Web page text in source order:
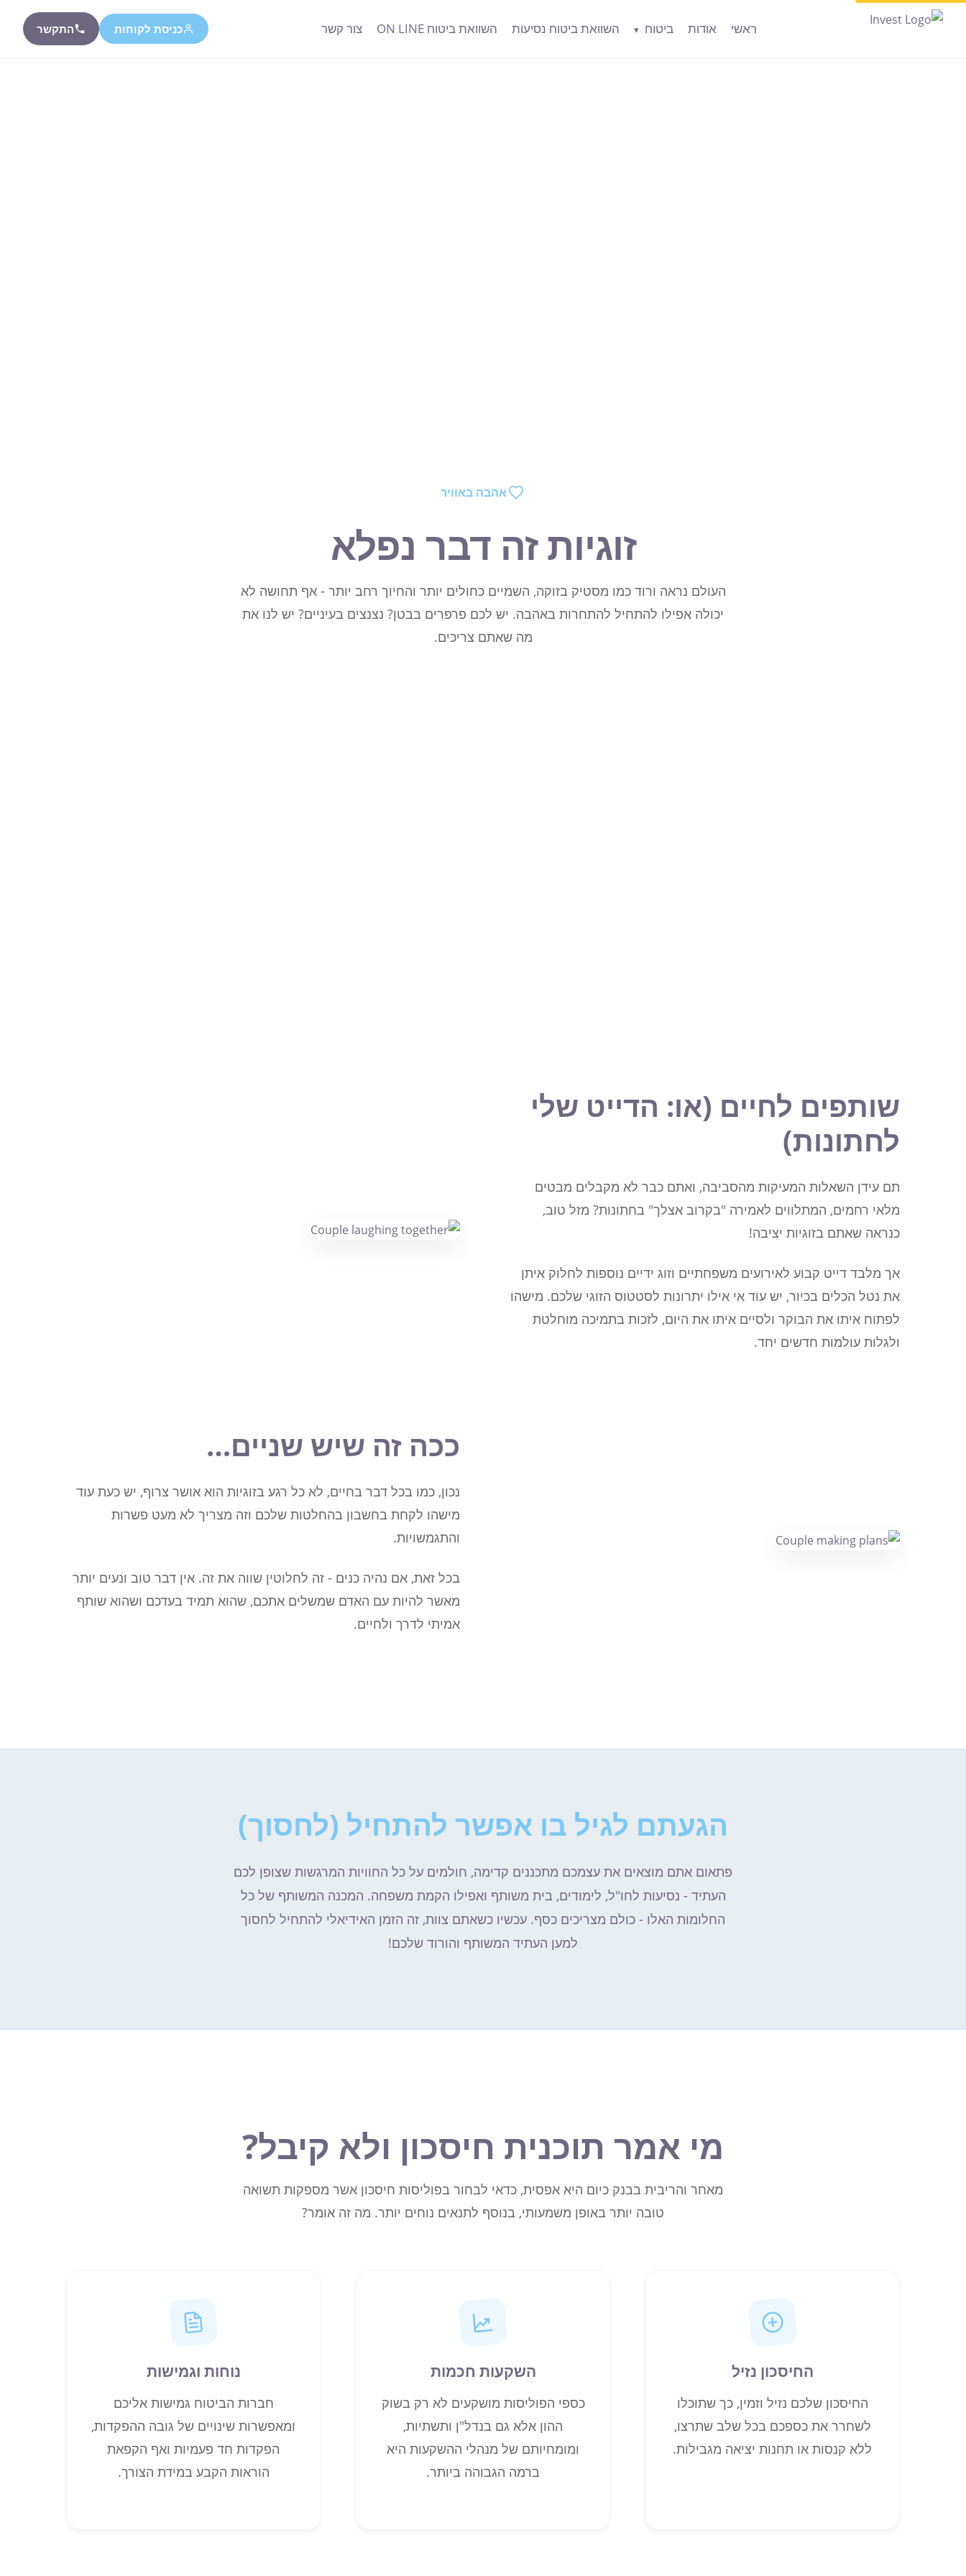
ראשי אודות ביטוח ▾ השוואת ביטוח נסיעות השוואת ביטוח ON LINE צור קשר כניסת לקוחות התקשר
אהבה באוויר
זוגיות זה דבר נפלא
העולם נראה ורוד כמו מסטיק בזוקה, השמיים כחולים יותר והחיוך רחב יותר - אף תחושה לא
יכולה אפילו להתחיל להתחרות באהבה. יש לכם פרפרים בבטן? נצנצים בעיניים? יש לנו את
מה שאתם צריכים.
שותפים לחיים (או: הדייט שלי
לחתונות)
תם עידן השאלות המעיקות מהסביבה, ואתם כבר לא מקבלים מבטים
מלאי רחמים, המתלווים לאמירה "בקרוב אצלך" בחתונות? מזל טוב,
כנראה שאתם בזוגיות יציבה!
אך מלבד דייט קבוע לאירועים משפחתיים וזוג ידיים נוספות לחלוק איתן
את נטל הכלים בכיור, יש עוד אי אילו יתרונות לסטטוס הזוגי שלכם. מישהו
לפתוח איתו את הבוקר ולסיים איתו את היום, לזכות בתמיכה מוחלטת
ולגלות עולמות חדשים יחד.
ככה זה שיש שניים…
נכון, כמו בכל דבר בחיים, לא כל רגע בזוגיות הוא אושר צרוף, יש כעת עוד
מישהו לקחת בחשבון בהחלטות שלכם וזה מצריך לא מעט פשרות
והתגמשויות.
בכל זאת, אם נהיה כנים - זה לחלוטין שווה את זה. אין דבר טוב ונעים יותר
מאשר להיות עם האדם שמשלים אתכם, שהוא תמיד בעדכם ושהוא שותף
אמיתי לדרך ולחיים.
הגעתם לגיל בו אפשר להתחיל (לחסוך)
פתאום אתם מוצאים את עצמכם מתכננים קדימה, חולמים על כל החוויות המרגשות שצופן לכם
העתיד - נסיעות לחו"ל, לימודים, בית משותף ואפילו הקמת משפחה. המכנה המשותף של כל
החלומות האלו - כולם מצריכים כסף. עכשיו כשאתם צוות, זה הזמן האידיאלי להתחיל לחסוך
למען העתיד המשותף והורוד שלכם!
מי אמר תוכנית חיסכון ולא קיבל?
מאחר והריבית בבנק כיום היא אפסית, כדאי לבחור בפוליסות חיסכון אשר מספקות תשואה
טובה יותר באופן משמעותי, בנוסף לתנאים נוחים יותר. מה זה אומר?
החיסכון נזיל
החיסכון שלכם נזיל וזמין, כך שתוכלו
לשחרר את כספכם בכל שלב שתרצו,
ללא קנסות או תחנות יציאה מגבילות.
השקעות חכמות
כספי הפוליסות מושקעים לא רק בשוק
ההון אלא גם בנדל"ן ותשתיות,
ומומחיותם של מנהלי ההשקעות היא
ברמה הגבוהה ביותר.
נוחות וגמישות
חברות הביטוח גמישות אליכם
ומאפשרות שינויים של גובה ההפקדות,
הפקדות חד פעמיות ואף הקפאת
הוראות הקבע במידת הצורך.